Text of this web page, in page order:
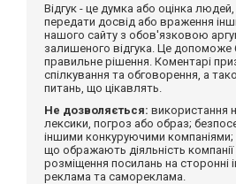
Відгук - це думка або оцінка
передати досвід або враження
нашого сайту з обов'язковою
залишеного відгука. Це допоможе
правильне рішення. Коментарі
спілкування та обговорення, а
питань, що цікавлять.
Не дозволяється: використання
лексики, погроз або образ;
іншими конкуруючими компаніями;
що ображають діяльність компанії
розміщення посилань на сторонні
реклама та самореклама.